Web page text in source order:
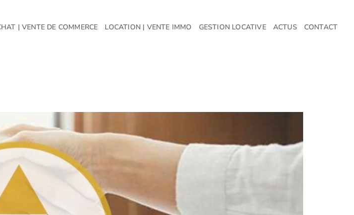
| VENTE DE COMMERCE LOCATION | VENTE IMMO GESTION LOCATIVE ACTUS CONTACT